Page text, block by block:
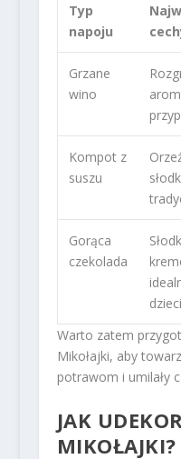
Typ
napoju
Grzane
wino
Kompot z
suszu
Gorąca
czekolada
dzieci
Warto zatem
Mikołajki, aby
potrawom i umilały
JAK
MIKOŁAJKI?